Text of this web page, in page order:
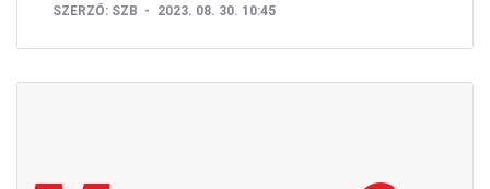
SZERZŐ: SZB 2023. 08. 30. 10:45